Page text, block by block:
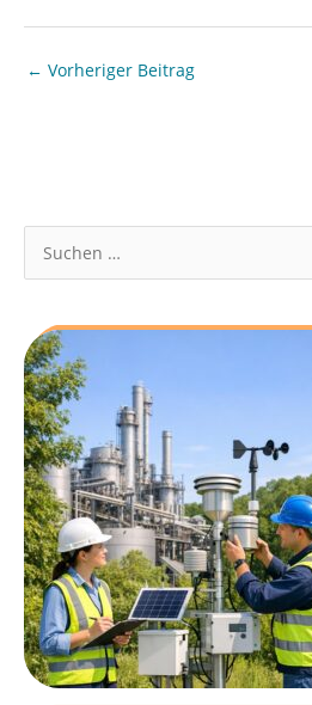
h
e
n
n
a
c
h
:
← Vorheriger Beitrag